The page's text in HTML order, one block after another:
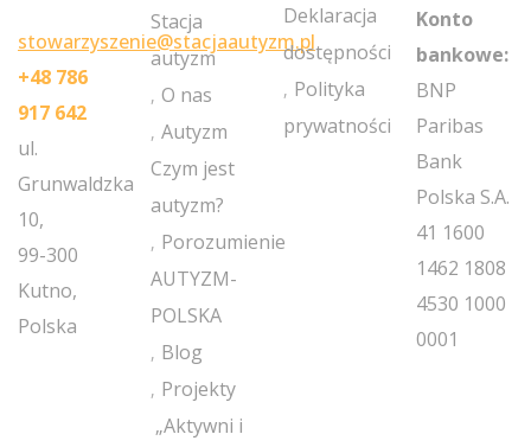
stowarzyszenie@stacjaautyzm.pl
+48 786
917 642
ul.
Grunwaldzka
10,
99-300
Kutno,
Polska
Stacja
autyzm
O nas
Autyzm
Czym jest
autyzm?
Porozumienie
AUTYZM-
POLSKA
Blog
Projekty
„Aktywni i
Deklaracja
dostępności
Polityka
prywatności
Konto
bankowe:
BNP
Paribas
Bank
Polska S.A.
41 1600
1462 1808
4530 1000
0001